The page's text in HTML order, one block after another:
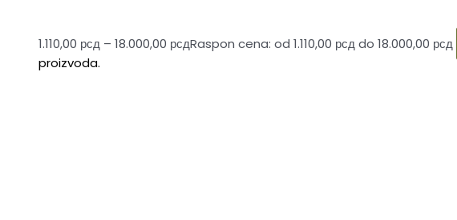
1.110,00 рсд – 18.000,00 рсдRaspon cena: od 1.110,00 рсд do 18.000,00 рсд
proizvoda.